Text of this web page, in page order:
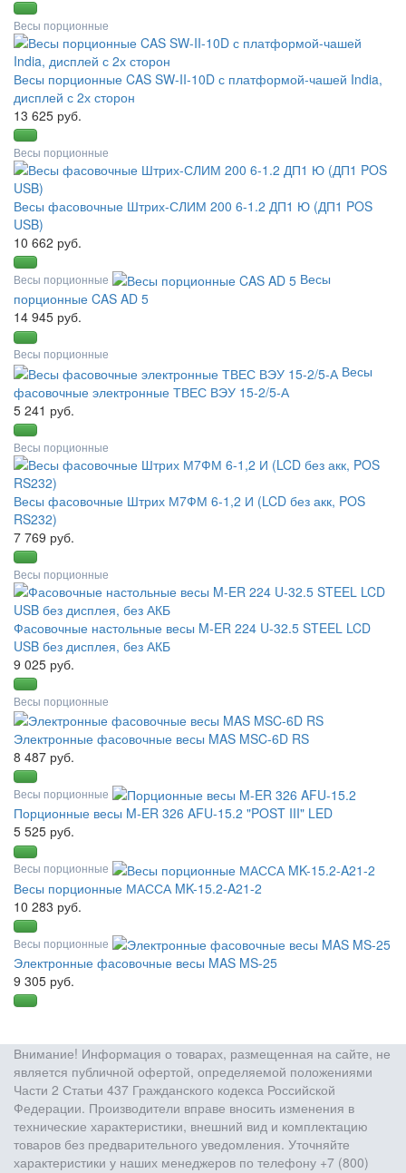
Весы порционные
Весы порционные CAS SW-II-10D с платформой-чашей India,
дисплей с 2х сторон
13 625 руб.
Весы порционные
Весы фасовочные Штрих-СЛИМ 200 6-1.2 ДП1 Ю (ДП1 POS
USB)
10 662 руб.
Весы порционные
Весы
порционные CAS AD 5
14 945 руб.
Весы порционные
Весы
фасовочные электронные ТВЕС ВЭУ 15-2/5-А
5 241 руб.
Весы порционные
Весы фасовочные Штрих М7ФМ 6-1,2 И (LCD без акк, POS
RS232)
7 769 руб.
Весы порционные
Фасовочные настольные весы M-ER 224 U-32.5 STEEL LCD
USB без дисплея, без АКБ
9 025 руб.
Весы порционные
Электронные фасовочные весы MAS MSC-6D RS
8 487 руб.
Весы порционные
Порционные весы M-ER 326 AFU-15.2 "POST III" LED
5 525 руб.
Весы порционные
Весы порционные МАССА MK-15.2-A21-2
10 283 руб.
Весы порционные
Электронные фасовочные весы MAS MS-25
9 305 руб.
Внимание! Информация о товарах, размещенная на сайте, не
является публичной офертой, определяемой положениями
Части 2 Статьи 437 Гражданского кодекса Российской
Федерации. Производители вправе вносить изменения в
технические характеристики, внешний вид и комплектацию
товаров без предварительного уведомления. Уточняйте
характеристики у наших менеджеров по телефону +7 (800)